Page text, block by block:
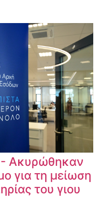
- Ακυρώθηκαν
για τη μείωση
του γιου